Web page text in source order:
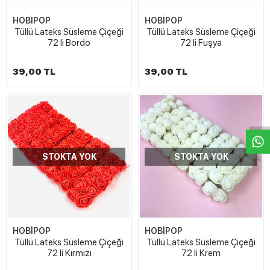
W
h
t
s
a
p
p
D
e
s
e
H
a
t
t
HOBİPOP
Tüllü Lateks Süsleme Çiçeği
72 li Bordo
39,00 TL
HOBİPOP
Tüllü Lateks Süsleme Çiçeği
72 li Fuşya
39,00 TL
STOKTA YOK
HOBİPOP
Tüllü Lateks Süsleme Çiçeği
72 li Kırmızı
STOKTA YOK
HOBİPOP
Tüllü Lateks Süsleme Çiçeği
72 li Krem